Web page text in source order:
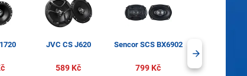
JVC CS J620
589 Kč
Sencor SCS BX6902
799 Kč